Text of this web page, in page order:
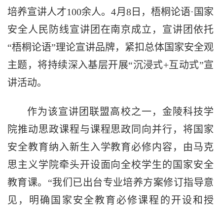
培养宣讲人才100余人。4月8日，梧桐论语·国家
安全人民防线宣讲团在南京成立，宣讲团依托
“梧桐论语”理论宣讲品牌，紧扣总体国家安全观
主题，将持续深入基层开展“沉浸式+互动式”宣
讲活动。
作为该宣讲团联盟高校之一，金陵科技学
院推动思政课程与课程思政同向并行，将国家
安全教育纳入新生入学教育必修内容，由马克
思主义学院牵头开设面向全校学生的国家安全
教育课。“我们已出台专业培养方案修订指导意
见，明确国家安全教育必修课程的开设和授